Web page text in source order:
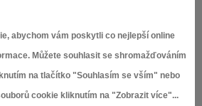
abychom vám poskytli co nejlepší online
Můžete souhlasit se shromažďováním
na tlačítko "Souhlasím se vším" nebo
cookie kliknutím na "Zobrazit více"...